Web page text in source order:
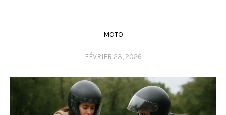
MOTO
FÉVRIER 23, 2026